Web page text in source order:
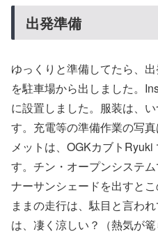
出発準備
ゆっくりと準備してたら、
を駐車場から出しました。
に設置しました。服装は、
す。充電等の準備作業の写
メットは、OGKカブト
す。チン・オープンシステ
ナーサンシェードを出すと
ままの走行は、駄目と言わ
は、凄く涼しい？（熱気が